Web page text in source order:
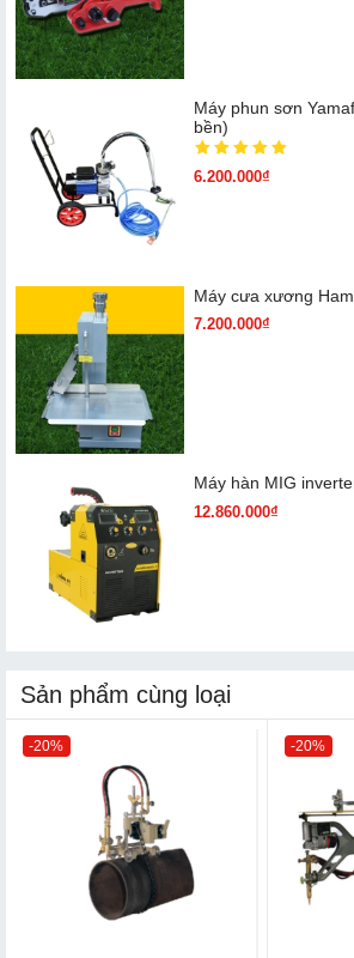
Máy phun sơn
bền)
6.200.000₫
Máy cưa xương
7.200.000₫
Máy hàn MIG
12.860.000₫
Sản phẩm cùng loại
-20% -20%